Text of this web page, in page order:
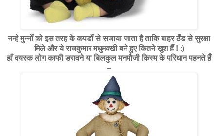
नन्हे मुन्नोँ को इस तरह के कपडोँ से सजाया जाता है ताकि बाहर ठँड से सुरक्षा
मिले और ये राजकुमार मधुमक्खी बने हुए कितने खुश हैँ ! :)
हाँ वयस्क लोग काफी डरावने या बिलकुल मनमौजी किस्म के परिधान पहनते हैँ
--